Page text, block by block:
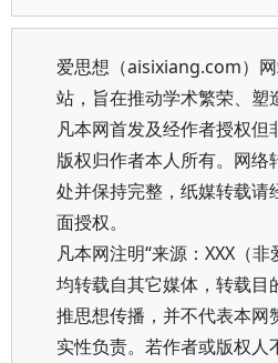
爱思想（aisixiang.com）
站，旨在推动学术繁荣、塑
凡本网首发及经作者授权但
版权归作者本人所有。网络
处并保持完整，纸媒转载请
面授权。
凡本网注明“来源：XXX（非
均转载自其它媒体，转载目
推思想传播，并不代表本网
实性负责。若作者或版权人